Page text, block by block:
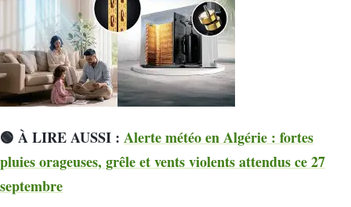
🟢 À LIRE AUSSI : Alerte météo en Algérie : fortes
pluies orageuses, grêle et vents violents attendus ce 27
septembre